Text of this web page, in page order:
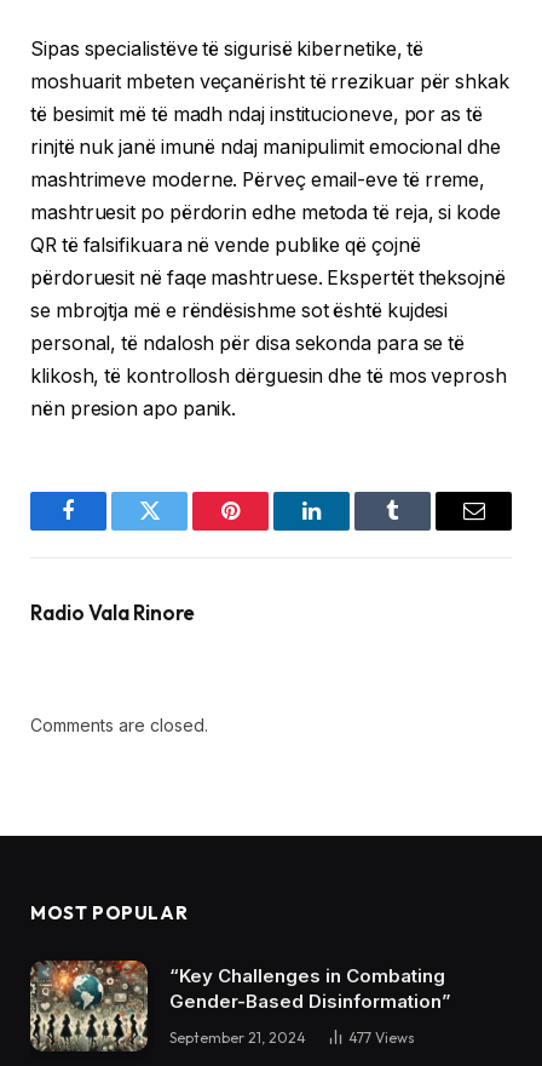
Sipas specialistëve të sigurisë kibernetike, të
moshuarit mbeten veçanërisht të rrezikuar për shkak
të besimit më të madh ndaj institucioneve, por as të
rinjtë nuk janë imunë ndaj manipulimit emocional dhe
mashtrimeve moderne. Përveç email-eve të rreme,
mashtruesit po përdorin edhe metoda të reja, si kode
QR të falsifikuara në vende publike që çojnë
përdoruesit në faqe mashtruese. Ekspertët theksojnë
se mbrojtja më e rëndësishme sot është kujdesi
personal, të ndalosh për disa sekonda para se të
klikosh, të kontrollosh dërguesin dhe të mos veprosh
nën presion apo panik.
FacebookTwitter Pinterest LinkedInTumblr Email
Radio Vala Rinore
Comments are closed.
MOST POPULAR
“Key Challenges in Combating
Gender-Based Disinformation”
September 21, 2024 477 Views